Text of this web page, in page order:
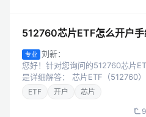
512760芯片ETF怎么开户
专业
刘新：
您好！针对您询问的512760芯片
是详细解答： 芯片ETF（512760
512760芯片ETF的交易成本，首
ETF 开户 芯片